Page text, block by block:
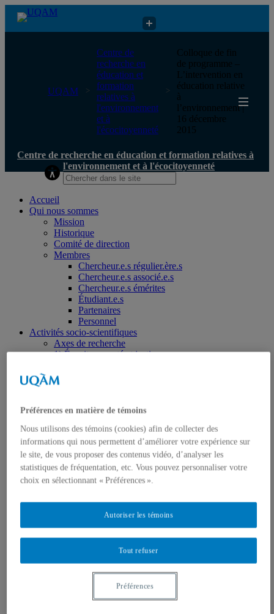
Centre de recherche en éducation et formation relatives à
l'environnement et à l'écocitoyenneté
UQAM
Centre de
recherche en
éducation et
formation
relatives à
l'environnement
et à
l'écocitoyenneté
Colloque de fin
de programme –
L’intervention en
éducation relative
à
l’environnement |
16 décembre
2015
Centre de recherche en éducation et formation relatives à
l'environnement et à l'écocitoyenneté
Accueil
Qui nous sommes
Mission
Historique
Comité de direction
Membres
Chercheur.e.s régulier.ère.s
Chercheur.e.s associé.e.s
Chercheur.e.s émérites
Étudiant.e.s
Partenaires
Personnel
Activités socio-scientifiques
Axes de recherche
1) Écocitoyenneté et justice
3) Art et créativité
4) Formation initiale et continue
Projets fondateurs et passés
Revue ERE
Publications des membres
Publications du Centr’ERE
Thèses et mémoires
Formation
Ressources en ERE
Engagement écosocial
Vers une Stratégie québécoise
Présence dans les médias
Événements
Préférences en matière de témoins
Nous utilisons des témoins (cookies) afin de collecter des
informations qui nous permettent d’améliorer votre expérience sur
le site, de vous proposer des contenus vidéo, d’analyser les
statistiques de fréquentation, etc. Vous pouvez personnaliser votre
choix en sélectionnant « Préférences ».
Tout refuser
Autoriser les témoins
Préférences